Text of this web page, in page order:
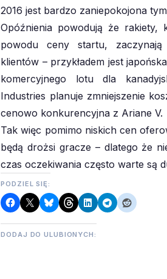
2016 jest bardzo zaniepokojona
Opóźnienia powodują że
powodu ceny startu,
klientów – przykładem jest
komercyjnego lotu dla
Industries planuje zmniejszenie
cenowo konkurencyjna z Ariane V.
Tak więc pomimo niskich cen
będą drożsi gracze – dlatego że
czas oczekiwania często warte są
PODZIEL SIĘ:
DODAJ DO ULUBIONYCH: